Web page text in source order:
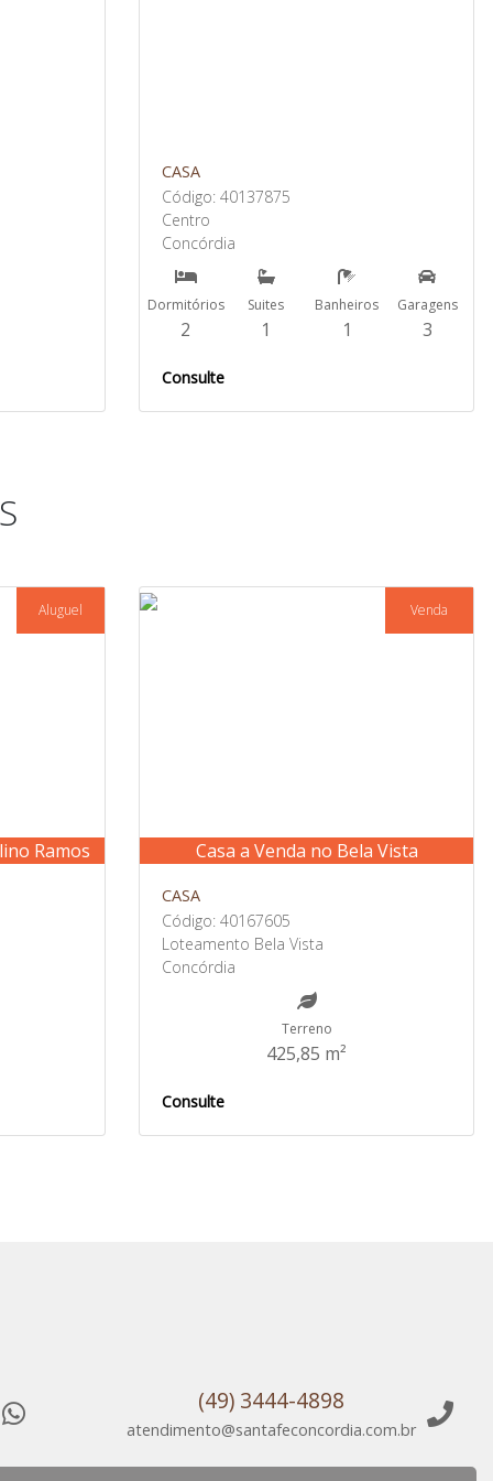
CASA
Código: 40137875
Centro
Concórdia
Dormitórios
2
Suites
1
Banheiros
1
Garagens
3
Consulte
Aluguel
Ramos
Venda
Casa a Venda no Bela Vista
CASA
Código: 40167605
Loteamento Bela Vista
Concórdia
Terreno
425,85 m²
Consulte
(49) 3444-4898
atendimento@santafeconcordia.com.br